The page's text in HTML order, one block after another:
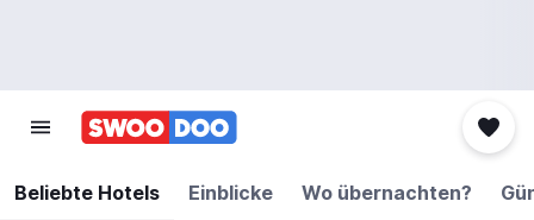
Beliebte Hotels Einblicke Wo übernachten?